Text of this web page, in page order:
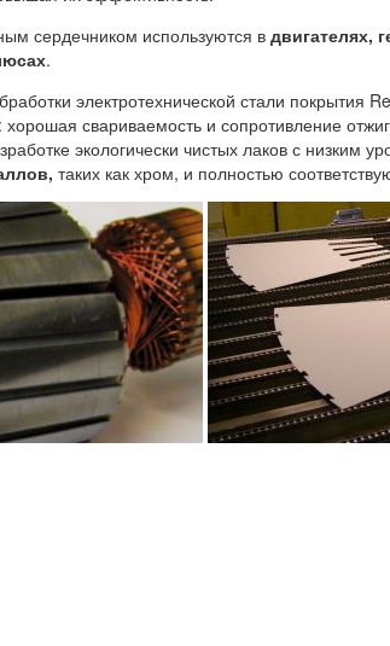
сердечником используются вдвигателях,
.
электротехнической стали покрытия
хорошая свариваемость и сопротивление
экологически чистых лаков с
таких как хром, и полностью